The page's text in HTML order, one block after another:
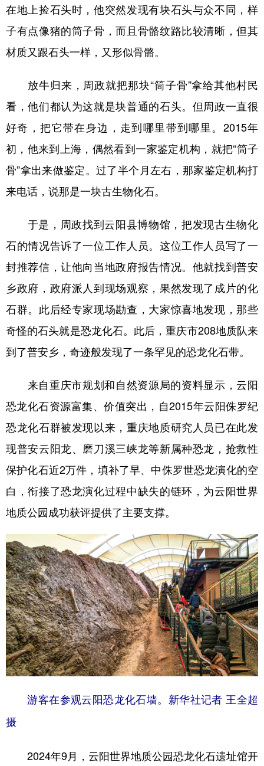
在地上捡石头时，他突然发现有块石头与众不同，样
子有点像猪的筒子骨，而且骨骼纹路比较清晰，但其
材质又跟石头一样，又形似骨骼。
放牛归来，周政就把那块“筒子骨”拿给其他村民
看，他们都认为这就是块普通的石头。但周政一直很
好奇，把它带在身边，走到哪里带到哪里。2015年
初，他来到上海，偶然看到一家鉴定机构，就把“筒子
骨”拿出来做鉴定。过了半个月左右，那家鉴定机构打
来电话，说那是一块古生物化石。
于是，周政找到云阳县博物馆，把发现古生物化
石的情况告诉了一位工作人员。这位工作人员写了一
封推荐信，让他向当地政府报告情况。他就找到普安
乡政府，政府派人到现场观察，果然发现了成片的化
石群。此后经专家现场勘查，大家惊喜地发现，那些
奇怪的石头就是恐龙化石。此后，重庆市208地质队来
到了普安乡，奇迹般发现了一条罕见的恐龙化石带。
来自重庆市规划和自然资源局的资料显示，云阳
恐龙化石资源富集、价值突出，自2015年云阳侏罗纪
恐龙化石群被发现以来，重庆地质研究人员已在此发
现普安云阳龙、磨刀溪三峡龙等新属种恐龙，抢救性
保护化石近2万件，填补了早、中侏罗世恐龙演化的空
白，衔接了恐龙演化过程中缺失的链环，为云阳世界
地质公园成功获评提供了主要支撑。
游客在参观云阳恐龙化石墙。新华社记者 王全超
摄
2024年9月，云阳世界地质公园恐龙化石遗址馆开